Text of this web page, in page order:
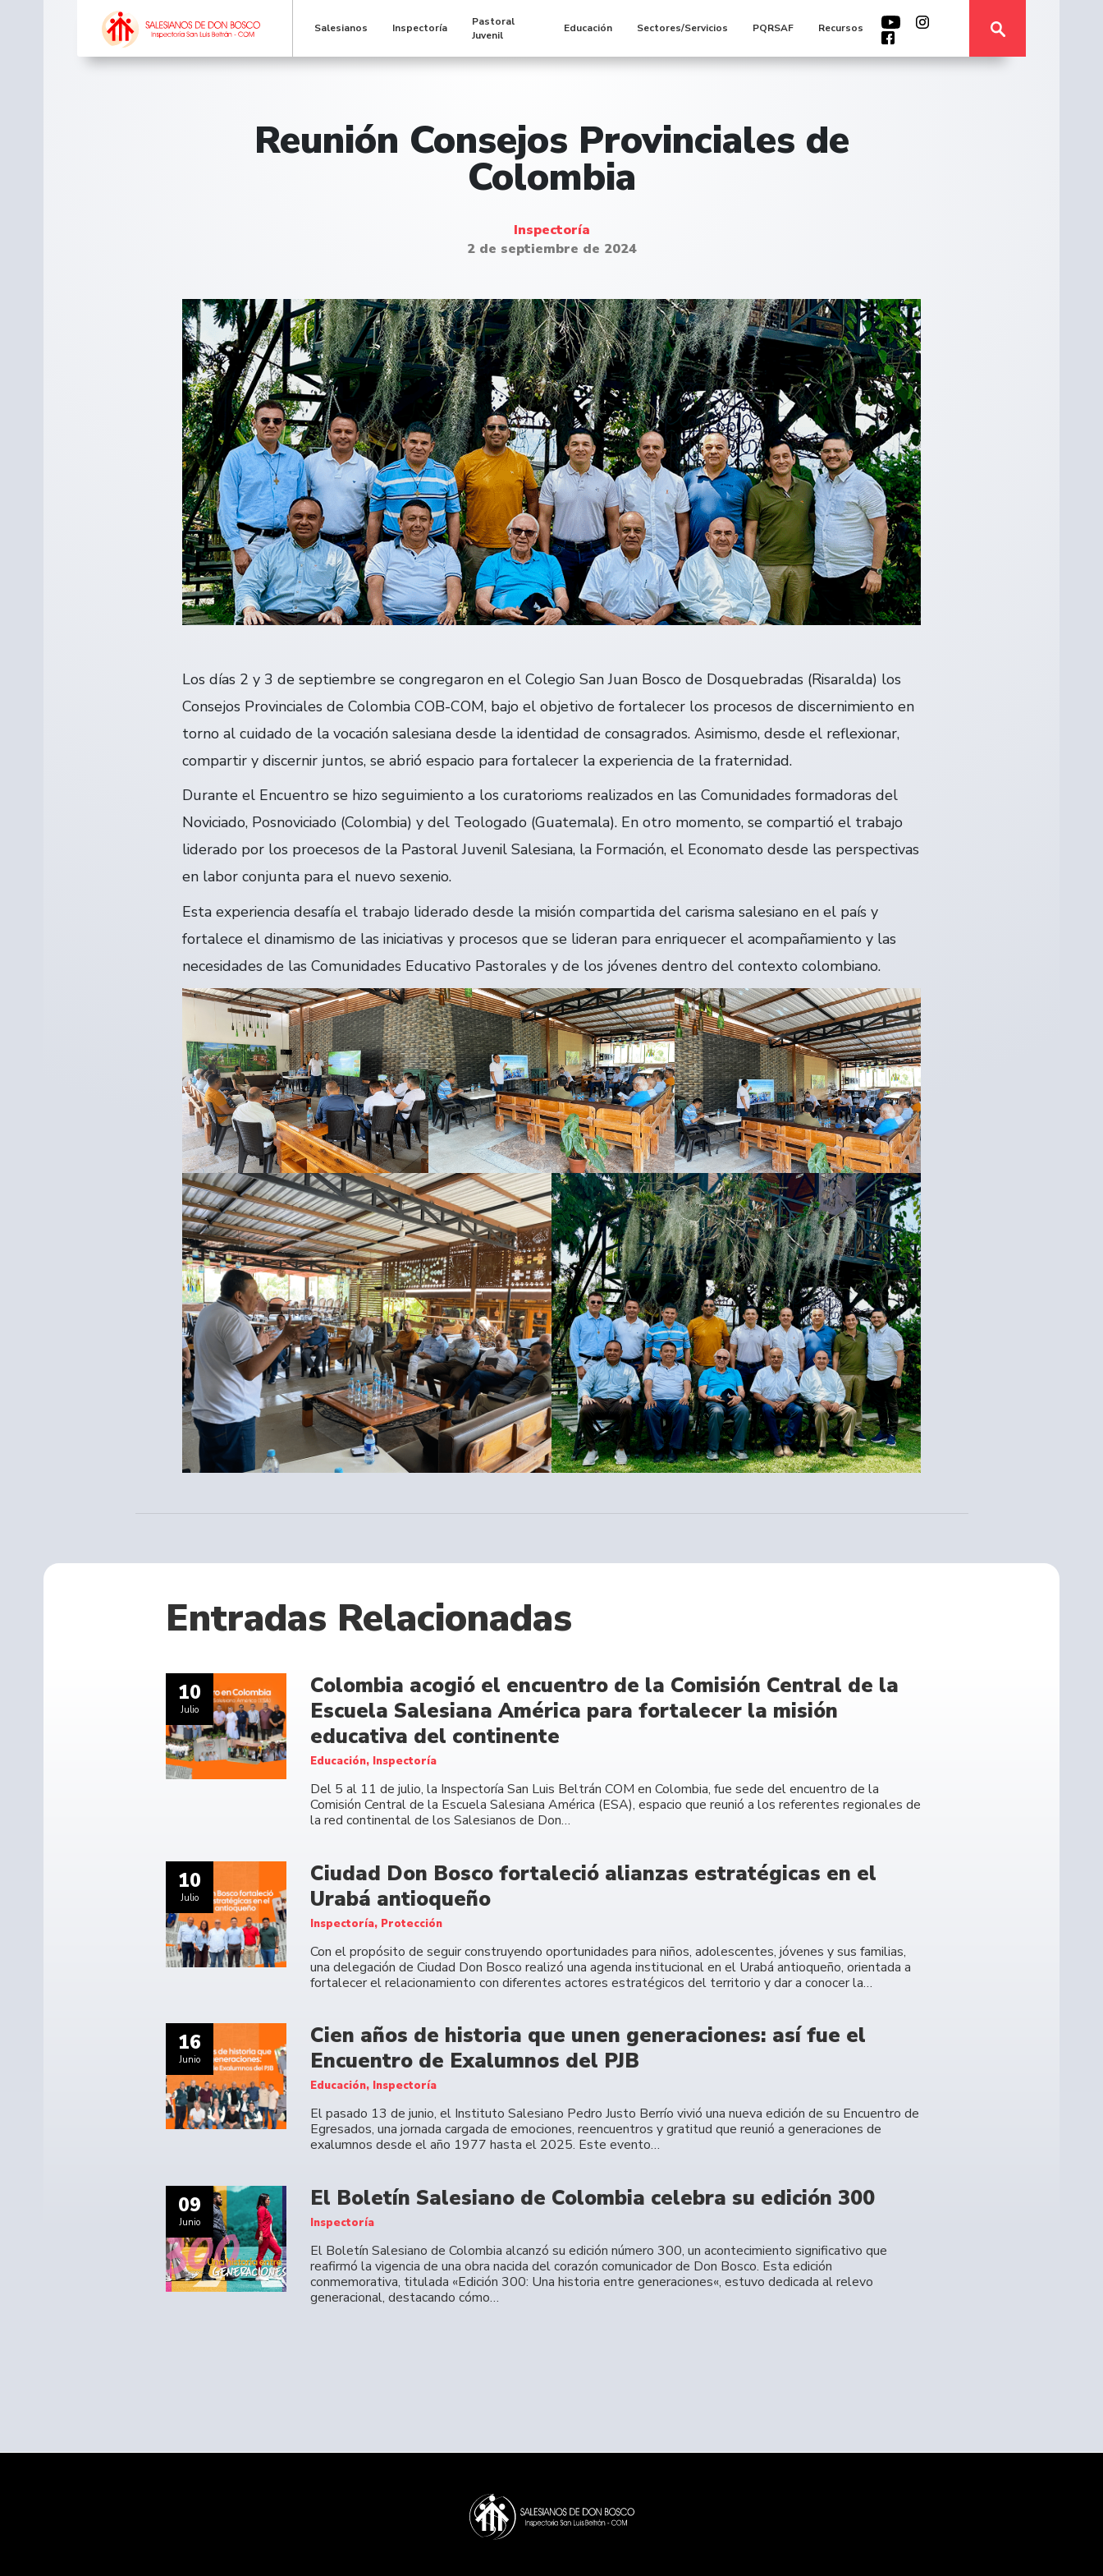
Salesianos Inspectoría
Pastoral
Juvenil
Educación Sectores/Servicios PQRSAF Recursos
Reunión Consejos Provinciales de
Colombia
Inspectoría
2 de septiembre de 2024
Los días 2 y 3 de septiembre se congregaron en el Colegio San Juan Bosco de Dosquebradas (Risaralda) los
Consejos Provinciales de Colombia COB-COM, bajo el objetivo de fortalecer los procesos de discernimiento en
torno al cuidado de la vocación salesiana desde la identidad de consagrados. Asimismo, desde el reflexionar,
compartir y discernir juntos, se abrió espacio para fortalecer la experiencia de la fraternidad.
Durante el Encuentro se hizo seguimiento a los curatorioms realizados en las Comunidades formadoras del
Noviciado, Posnoviciado (Colombia) y del Teologado (Guatemala). En otro momento, se compartió el trabajo
liderado por los proecesos de la Pastoral Juvenil Salesiana, la Formación, el Economato desde las perspectivas
en labor conjunta para el nuevo sexenio.
Esta experiencia desafía el trabajo liderado desde la misión compartida del carisma salesiano en el país y
fortalece el dinamismo de las iniciativas y procesos que se lideran para enriquecer el acompañamiento y las
necesidades de las Comunidades Educativo Pastorales y de los jóvenes dentro del contexto colombiano.
Entradas Relacionadas
10
Julio
Colombia acogió el encuentro de la Comisión Central de la
Escuela Salesiana América para fortalecer la misión
educativa del continente
Educación, Inspectoría
Del 5 al 11 de julio, la Inspectoría San Luis Beltrán COM en Colombia, fue sede del encuentro de la
Comisión Central de la Escuela Salesiana América (ESA), espacio que reunió a los referentes regionales de
la red continental de los Salesianos de Don…
10
Julio
Ciudad Don Bosco fortaleció alianzas estratégicas en el
Urabá antioqueño
Inspectoría, Protección
Con el propósito de seguir construyendo oportunidades para niños, adolescentes, jóvenes y sus familias,
una delegación de Ciudad Don Bosco realizó una agenda institucional en el Urabá antioqueño, orientada a
fortalecer el relacionamiento con diferentes actores estratégicos del territorio y dar a conocer la…
16
Junio
Cien años de historia que unen generaciones: así fue el
Encuentro de Exalumnos del PJB
Educación, Inspectoría
El pasado 13 de junio, el Instituto Salesiano Pedro Justo Berrío vivió una nueva edición de su Encuentro de
Egresados, una jornada cargada de emociones, reencuentros y gratitud que reunió a generaciones de
exalumnos desde el año 1977 hasta el 2025. Este evento…
09
Junio
El Boletín Salesiano de Colombia celebra su edición 300
Inspectoría
El Boletín Salesiano de Colombia alcanzó su edición número 300, un acontecimiento significativo que
reafirmó la vigencia de una obra nacida del corazón comunicador de Don Bosco. Esta edición
conmemorativa, titulada «Edición 300: Una historia entre generaciones«, estuvo dedicada al relevo
generacional, destacando cómo…